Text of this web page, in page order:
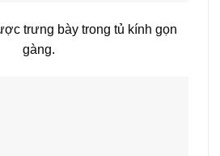
trưng bày trong tủ kính gọn
gàng.